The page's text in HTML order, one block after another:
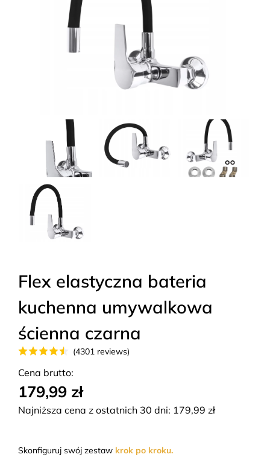
Flex elastyczna bateria
kuchenna umywalkowa
ścienna czarna
(4301 reviews)
Cena brutto:
179,99 zł
Najniższa cena z ostatnich 30 dni: 179,99 zł
Skonfiguruj swój zestaw krok po kroku.